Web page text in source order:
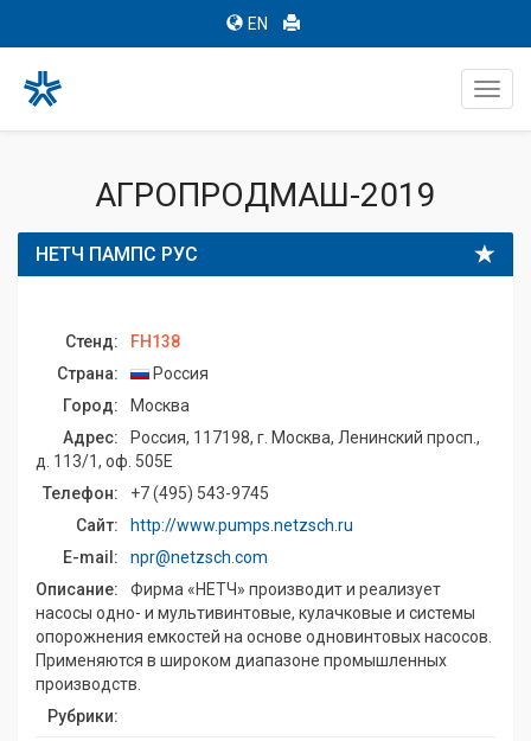
EN
АГРОПРОДМАШ-2019
НЕТЧ ПАМПС РУС
Стенд:
FH138
Страна:
Россия
Город:
Москва
Адрес:
Россия, 117198, г. Москва, Ленинский просп.,
д. 113/1, оф. 505Е
Телефон:
+7 (495) 543-9745
Сайт:
http://www.pumps.netzsch.ru
E-mail:
npr@netzsch.com
Описание:
Фирма «НЕТЧ» производит и реализует
насосы одно- и мультивинтовые, кулачковые и системы
опорожнения емкостей на основе одновинтовых насосов.
Применяются в широком диапазоне промышленных
производств.
Рубрики: